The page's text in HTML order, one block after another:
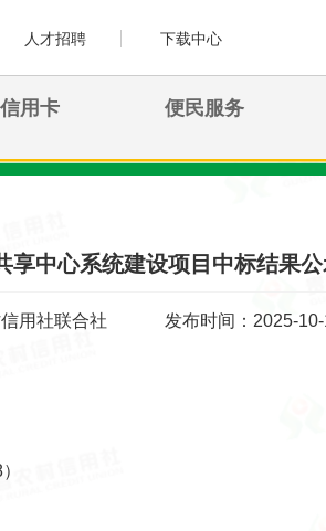
人才招聘 下载中心
信用卡 便民服务
享中心系统建设项目中标结果
用社联合社 发布时间：2025-